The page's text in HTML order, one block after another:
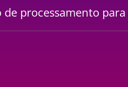
de processamento